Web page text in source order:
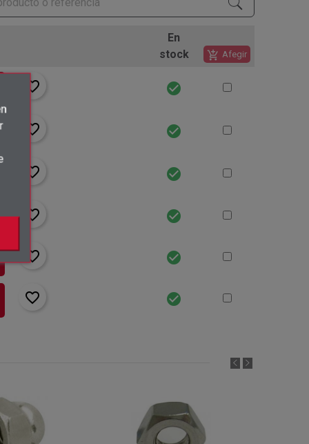
En
stock
add_shopping_cart Afegir
favorite_border check_circle
favorite_border check_circle
favorite_border check_circle
favorite_border check_circle
favorite_border check_circle
favorite_border check_circle